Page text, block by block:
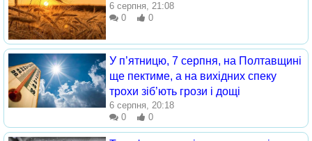
6 серпня, 21:08
0
0
У п’ятницю, 7 серпня, на Полтавщині
ще пектиме, а на вихідних спеку
трохи зіб’ють грози і дощі
6 серпня, 20:18
0
0